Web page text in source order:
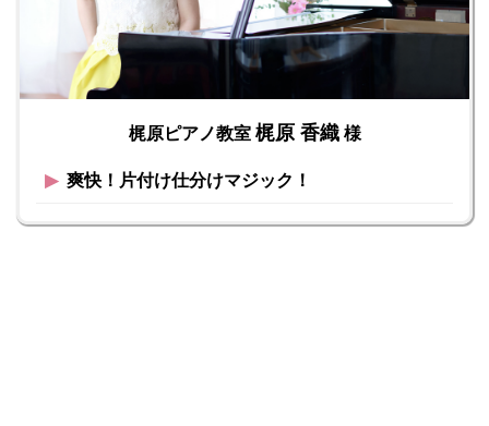
梶原ピアノ教室梶原 香織様
▶︎ 爽快！片付け仕分けマジック！